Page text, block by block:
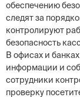
обеспечению
следят за
контролируют
безопасность
В офисах и
информации и
сотрудники
проверку